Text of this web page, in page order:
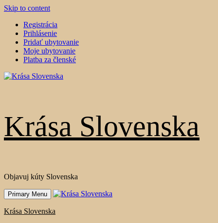
Skip to content
Registrácia
Prihlásenie
Pridať ubytovanie
Moje ubytovanie
Platba za členské
Krása Slovenska
Objavuj kúty Slovenska
Primary Menu
Krása Slovenska